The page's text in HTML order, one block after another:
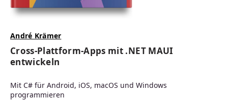
André Krämer
Cross-Plattform-Apps mit .NET MAUI
entwickeln
Mit C# für Android, iOS, macOS und Windows
programmieren